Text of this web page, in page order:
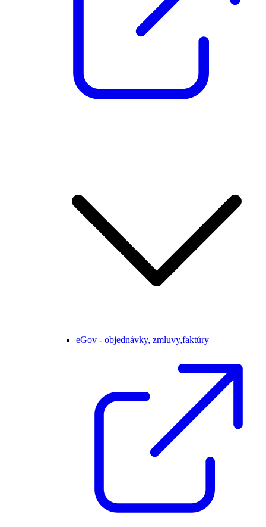
eGov - objednávky, zmluvy,faktúry